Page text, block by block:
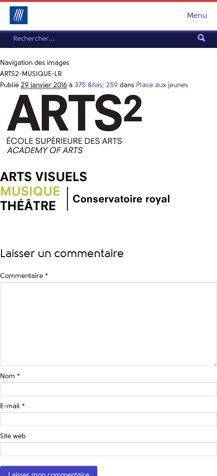
Menu
Navigation des images
ARTS2-MUSIQUE-LR
Publié 29 janvier 2016 à 375 &fois; 259 dans Place aux jeunes
Laisser un commentaire
Commentaire *
Nom *
E-mail *
Site web